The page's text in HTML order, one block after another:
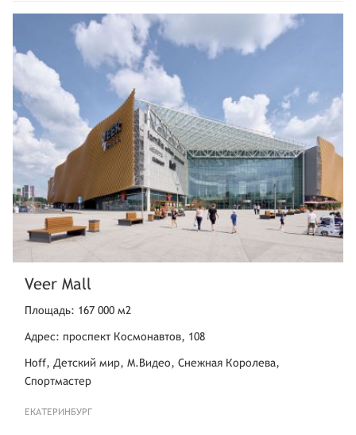
Veer Mall
Площадь: 167 000 м2
Адрес: проспект Космонавтов, 108
Hoff, Детский мир, М.Видео, Снежная Королева,
Спортмастер
ЕКАТЕРИНБУРГ